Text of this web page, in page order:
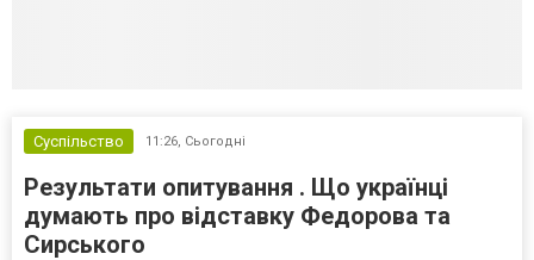
Суспільство 11:26, Сьогодні
Результати опитування . Що українці
думають про відставку Федорова та
Сирського